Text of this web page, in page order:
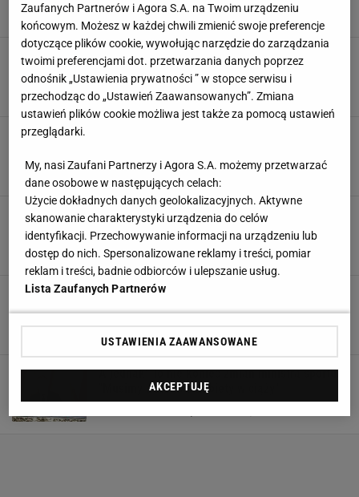
Hubert Pawlik,8 LISTOPADA 2024, 14:40
"Przekroczyłeś granicę". Tym żyją w USA.
Nieoficjalnie: ponad milion widzów
Hubert Pawlik,18 SIERPNIA 2024, 14:17
Hubert Pawlik,9 LIPCA 2024, 06:00
Skandal w klubie Polaka. Piłkarz wykradł jej
sekstaśmę. Niewiarygodne, co z nią zrobili
Michał Salamucha, 15 MARCA 2024, 06:30
Znany piłkarz-skandalista nagrał nagą kobietę.
"To powinno tak wyglądać"
12 MARCA 2024, 11:00
A jednak! To nie koniec zmian ministra sportu.
"Musimy zadbać o kobiety w ciąży"
Zaufanych Partnerów i Agora S.A. na Twoim urządzeniu
końcowym. Możesz w każdej chwili zmienić swoje preferencje
dotyczące plików cookie, wywołując narzędzie do zarządzania
twoimi preferencjami dot. przetwarzania danych poprzez
odnośnik „Ustawienia prywatności ” w stopce serwisu i
przechodząc do „Ustawień Zaawansowanych”. Zmiana
ustawień plików cookie możliwa jest także za pomocą ustawień
przeglądarki.
My, nasi Zaufani Partnerzy i Agora S.A. możemy przetwarzać
dane osobowe w następujących celach:
Użycie dokładnych danych geolokalizacyjnych. Aktywne
skanowanie charakterystyki urządzenia do celów
identyfikacji. Przechowywanie informacji na urządzeniu lub
dostęp do nich. Spersonalizowane reklamy i treści, pomiar
reklam i treści, badnie odbiorców i ulepszanie usług.
Lista Zaufanych Partnerów
USTAWIENIA ZAAWANSOWANE
AKCEPTUJĘ